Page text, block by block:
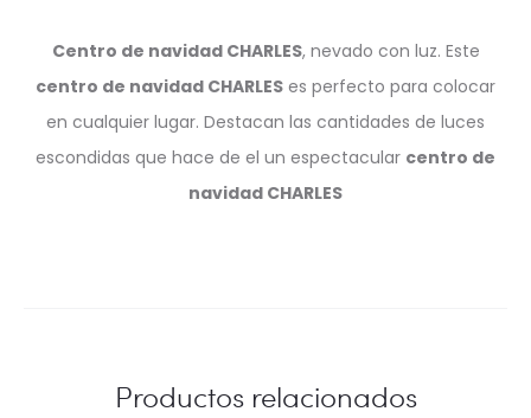
Centro de navidad CHARLES, nevado con luz. Este
centro de navidad CHARLES es perfecto para colocar
en cualquier lugar. Destacan las cantidades de luces
escondidas que hace de el un espectacular centro de
navidad CHARLES
Productos relacionados